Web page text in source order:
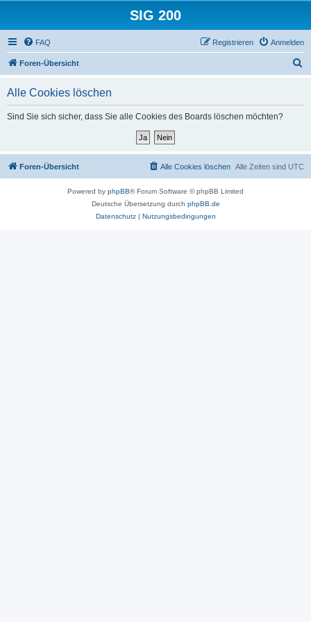
SIG 200
FAQ Anmelden
Registrieren
Foren-Übersicht
Alle Cookies löschen
Sind Sie sich sicher, dass Sie alle Cookies des Boards löschen möchten?
Foren-Übersicht Alle Zeiten sind UTC
Alle Cookies löschen
Powered by phpBB® Forum Software © phpBB Limited
Deutsche Übersetzung durch phpBB.de
Datenschutz| Nutzungsbedingungen